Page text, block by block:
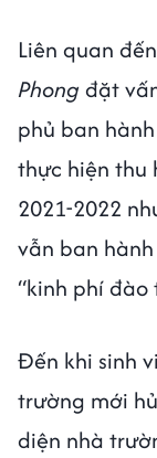
Liên quan
Phongđặt
phủ ban
thực hiện thu
2021-2022
vẫn ban
“kinh phí đào
Đến khi sinh
trường mới
diện nhà